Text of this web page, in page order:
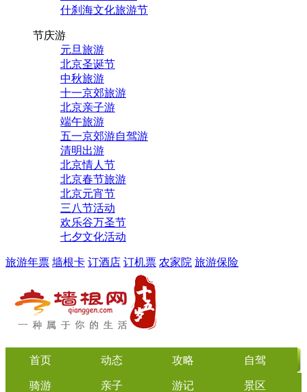
什刹海文化旅游节
节庆游
元旦旅游
北京圣诞节
中秋旅游
十一京郊旅游
北京亲子游
端午旅游
五一京郊游自驾游
清明出游
北京情人节
北京春节旅游
北京元宵节
三八节活动
欢乐谷万圣节
七夕文化活动
旅游年票 墙根卡 订酒店 订机票 农家院 旅游保险
首页 动态 攻略 自驾
骑游 亲子 游记 景区